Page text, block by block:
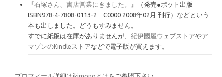
『石塚さん、書店営業にきました。
』（発売●ポット出版
ISBN978-4-7808-0113-2 C0000 2008年02月 刊行）などという
本も出しました。どうもすみません。
すでに紙版は在庫がありませんが、 紀伊國屋ウェブストアやア
マゾンのKindleストアなどで電子版が買えます。
プロフィール詳細はikimonoとはをご参照下さい。